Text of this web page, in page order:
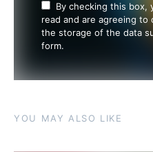
By checking this box,
read and are agreeing
the storage of the data
form.
YOU MAY ALSO LIKE